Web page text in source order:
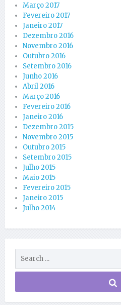
Março 2017
Fevereiro 2017
Janeiro 2017
Dezembro 2016
Novembro 2016
Outubro 2016
Setembro 2016
Junho 2016
Abril 2016
Março 2016
Fevereiro 2016
Janeiro 2016
Dezembro 2015
Novembro 2015
Outubro 2015
Setembro 2015
Julho 2015
Maio 2015
Fevereiro 2015
Janeiro 2015
Julho 2014